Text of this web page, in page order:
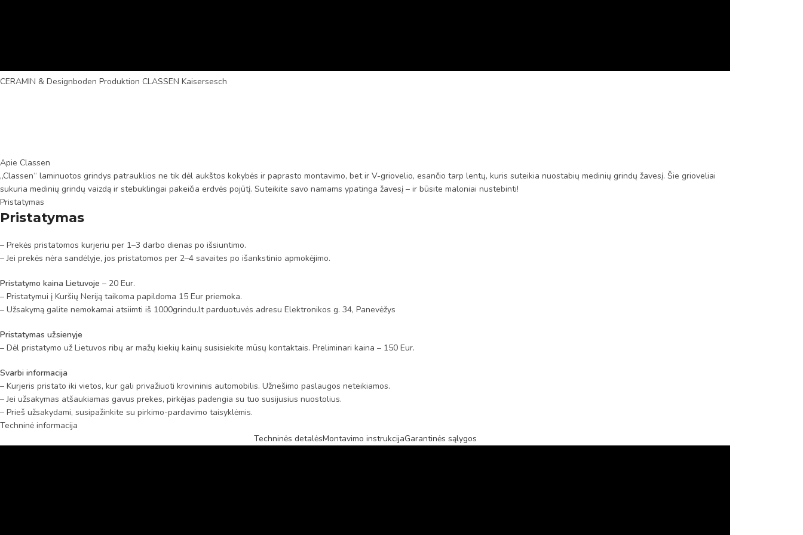
CERAMIN & Designboden Produktion CLASSEN Kaisersesch
Apie Classen
„Classen“ laminuotos grindys patrauklios ne tik dėl aukštos kokybės ir paprasto montavimo, bet ir V-griovelio, esančio tarp lentų, kuris suteikia nuostabių medinių grindų žavesį. Šie grioveliai
sukuria medinių grindų vaizdą ir stebuklingai pakeičia erdvės pojūtį. Suteikite savo namams ypatinga žavesį – ir būsite maloniai nustebinti!
Pristatymas
Pristatymas
– Prekės pristatomos kurjeriu per 1–3 darbo dienas po išsiuntimo.
– Jei prekės nėra sandėlyje, jos pristatomos per 2–4 savaites po išankstinio apmokėjimo.
Pristatymo kaina Lietuvoje – 20 Eur.
– Pristatymui į Kuršių Neriją taikoma papildoma 15 Eur priemoka.
– Užsakymą galite nemokamai atsiimti iš 1000grindu.lt parduotuvės adresu Elektronikos g. 34, Panevėžys
Pristatymas užsienyje
– Dėl pristatymo už Lietuvos ribų ar mažų kiekių kainų susisiekite mūsų kontaktais. Preliminari kaina – 150 Eur.
Svarbi informacija
– Kurjeris pristato iki vietos, kur gali privažiuoti krovininis automobilis. Užnešimo paslaugos neteikiamos.
– Jei užsakymas atšaukiamas gavus prekes, pirkėjas padengia su tuo susijusius nuostolius.
– Prieš užsakydami, susipažinkite su pirkimo-pardavimo taisyklėmis.
Techninė informacija
Techninės detalėsMontavimo instrukcijaGarantinės sąlygos